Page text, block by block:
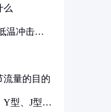
么
温冲击要
流量的目的
Y型、J型、